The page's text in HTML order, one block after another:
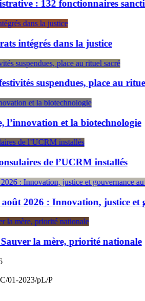
fonctionnaires sanctionnés en
dans la justice
place au rituel sacré
et la biotechnologie
l’UCRM installés
Innovation, justice et
priorité nationale
01-2023/pL/P